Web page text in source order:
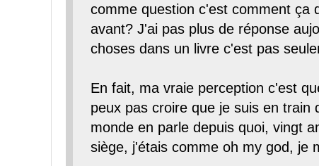
comme question c'est comment ça
avant? J'ai pas plus de réponse
choses dans un livre c'est pas
En fait, ma vraie perception c'est
peux pas croire que je suis en train
monde en parle depuis quoi, vingt
siège, j'étais comme oh my god, je